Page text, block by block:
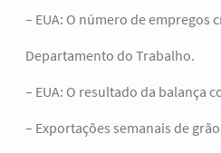
– EUA: O número de
Departamento do Trabalho.
– EUA: O resultado da balança
– Exportações semanais de